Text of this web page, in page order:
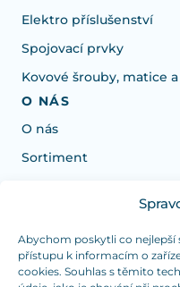
Abychom poskytli co nejlepší
přístupu k informacím o
cookies. Souhlas s těmito
Elektro příslušenství
Spojovací prvky
Kovové šrouby, matice
O NÁS
O nás
Sortiment
Potřebujete poradit
Jsme tu pro vás
a Pátek od 7:30 -